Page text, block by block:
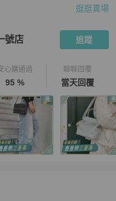
精品嚴選✨一號店介紹
逛逛賣場
號店 追蹤
心購通過
95 %
聊聊回覆
當天回覆